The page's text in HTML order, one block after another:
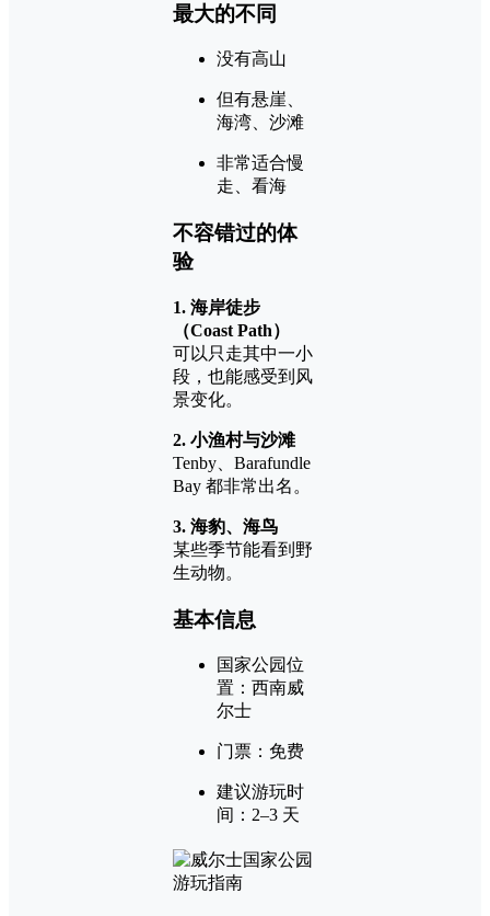
最大的不同
没有高山
但有悬崖、
海湾、沙滩
非常适合慢
走、看海
不容错过的体
验
1. 海岸徒步
（Coast Path）
可以只走其中一小
段，也能感受到风
景变化。
2. 小渔村与沙滩
Tenby、Barafundle
Bay 都非常出名。
3. 海豹、海鸟
某些季节能看到野
生动物。
基本信息
国家公园位
置：西南威
尔士
门票：免费
建议游玩时
间：2–3 天